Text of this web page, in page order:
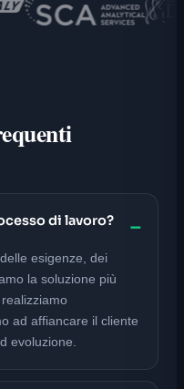
di lavoro?
esigenze, dei
la soluzione più
ad affiancare il cliente
evoluzione.